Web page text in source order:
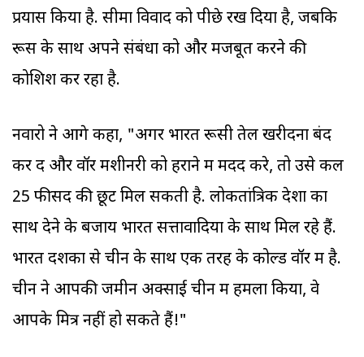
प्रयास किया है. सीमा विवाद को पीछे रख दिया है, जबकि
रूस के साथ अपने संबंधों को और मजबूत करने की
कोशिश कर रहा है.
नवारो ने आगे कहा, "अगर भारत रूसी तेल खरीदना बंद
कर दें और वॉर मशीनरी को हराने में मदद करे, तो उसे कल
25 फीसद की छूट मिल सकती है. लोकतांत्रिक देशों का
साथ देने के बजाय भारत सत्तावादियों के साथ मिल रहे हैं.
भारत दशकों से चीन के साथ एक तरह के कोल्ड वॉर में है.
चीन ने आपकी जमीन अक्साई चीन में हमला किया, वे
आपके मित्र नहीं हो सकते हैं!"